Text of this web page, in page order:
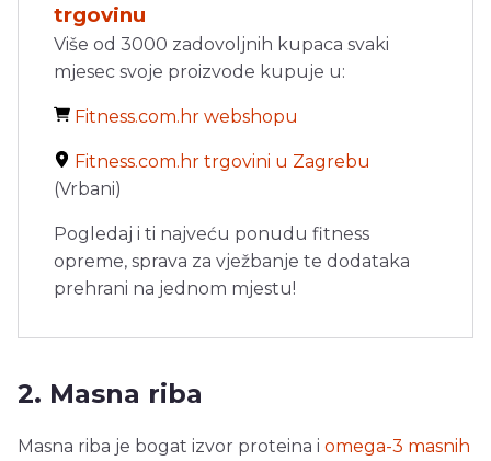
trgovinu
Više od 3000 zadovoljnih kupaca svaki
mjesec svoje proizvode kupuje u:
Fitness.com.hr webshopu
Fitness.com.hr trgovini u Zagrebu
(Vrbani)
Pogledaj i ti najveću ponudu fitness
opreme, sprava za vježbanje te dodataka
prehrani na jednom mjestu!
2. Masna riba
Masna riba je bogat izvor proteina i omega-3 masnih